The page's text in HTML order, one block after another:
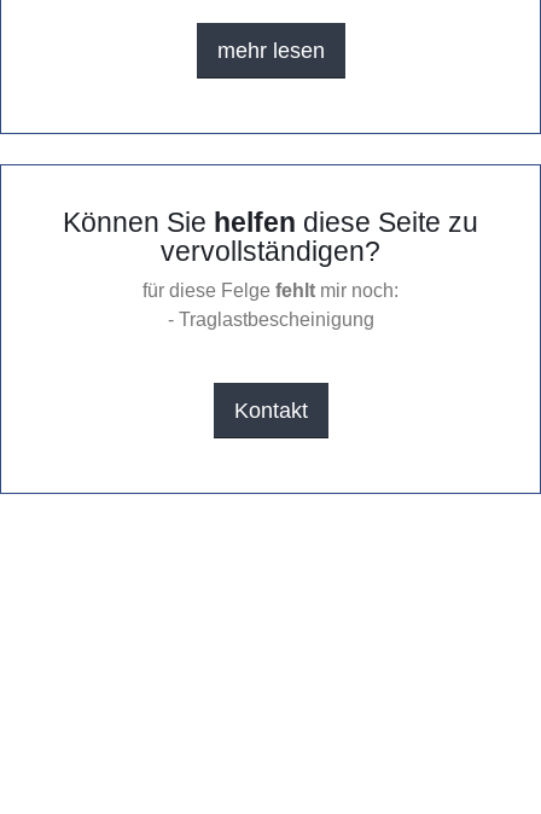
mehr lesen
Können Sie helfen diese Seite zu
vervollständigen?
für diese Felge fehlt mir noch:
- Traglastbescheinigung
Kontakt